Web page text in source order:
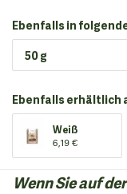
Ebenfalls in
50 g
Ebenfalls erhältlich
Weiß
6,19 €
Wenn Sie auf